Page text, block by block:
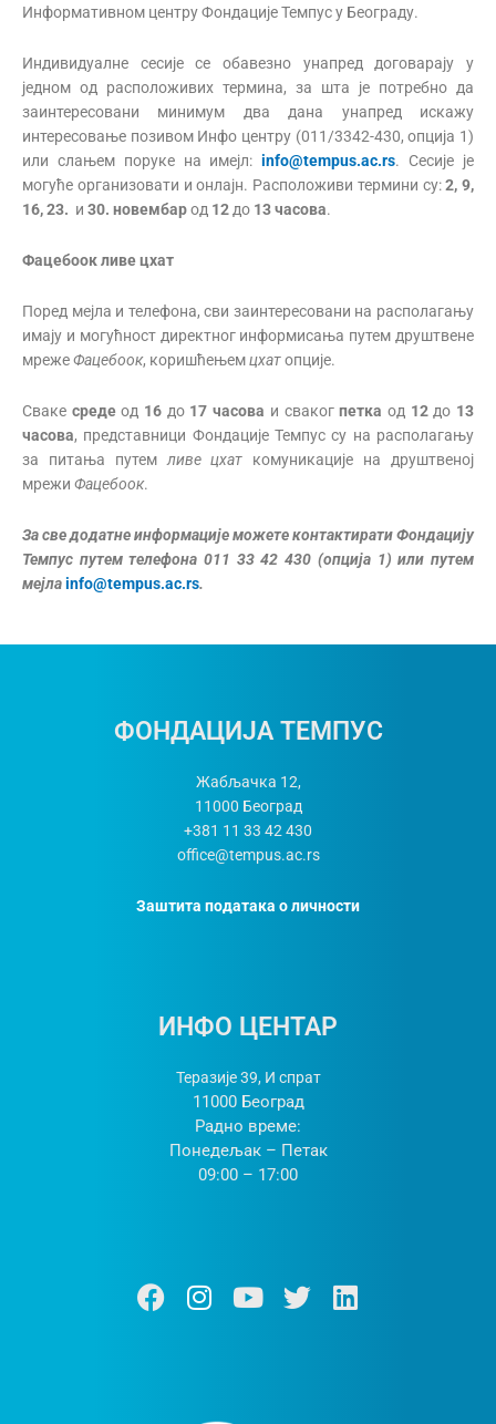
Информативном центру Фондације Темпус у Београду.
Индивидуалне сесије се обавезно унапред договарају у
једном од расположивих термина, за шта је потребно да
заинтересовани минимум два дана унапред искажу
интересовање позивом Инфо центру (011/3342-430, опција 1)
или слањем поруке на имејл:info@tempus.ac.rs. Сесије је
могуће организовати и онлајн. Расположиви термини су:2, 9,
16, 23. и 30. новембарод 12до 13 часова.
Фацебоок ливе цхат
Поред мејла и телефона, сви заинтересовани на располагању
имају и могућност директног информисања путем друштвене
мрежеФацебоок, коришћењемцхатопције.
Сваке средеод 16 до 17 часова и свакогпетка од 12до 13
часова, представници Фондације Темпус су на располагању
за питања путем ливе цхат комуникације на друштвеној
мрежи Фацебоок.
За све додатне информације можете контактирати Фондацију
Темпус путем телефона 011 33 42 430 (опција 1) или путем
мејлаinfo@tempus.ac.rs.
ФОНДАЦИЈА ТЕМПУС
Жабљачка 12,
11000 Београд
+381 11 33 42 430
office@tempus.ac.rs
Заштита података о личности
ИНФО ЦЕНТАР
Теразије 39, И спрат
11000 Београд
Радно време:
Понедељак – Петак
09:00 – 17:00
Ф
а
И
н
Y
о
Т
w
Л
и